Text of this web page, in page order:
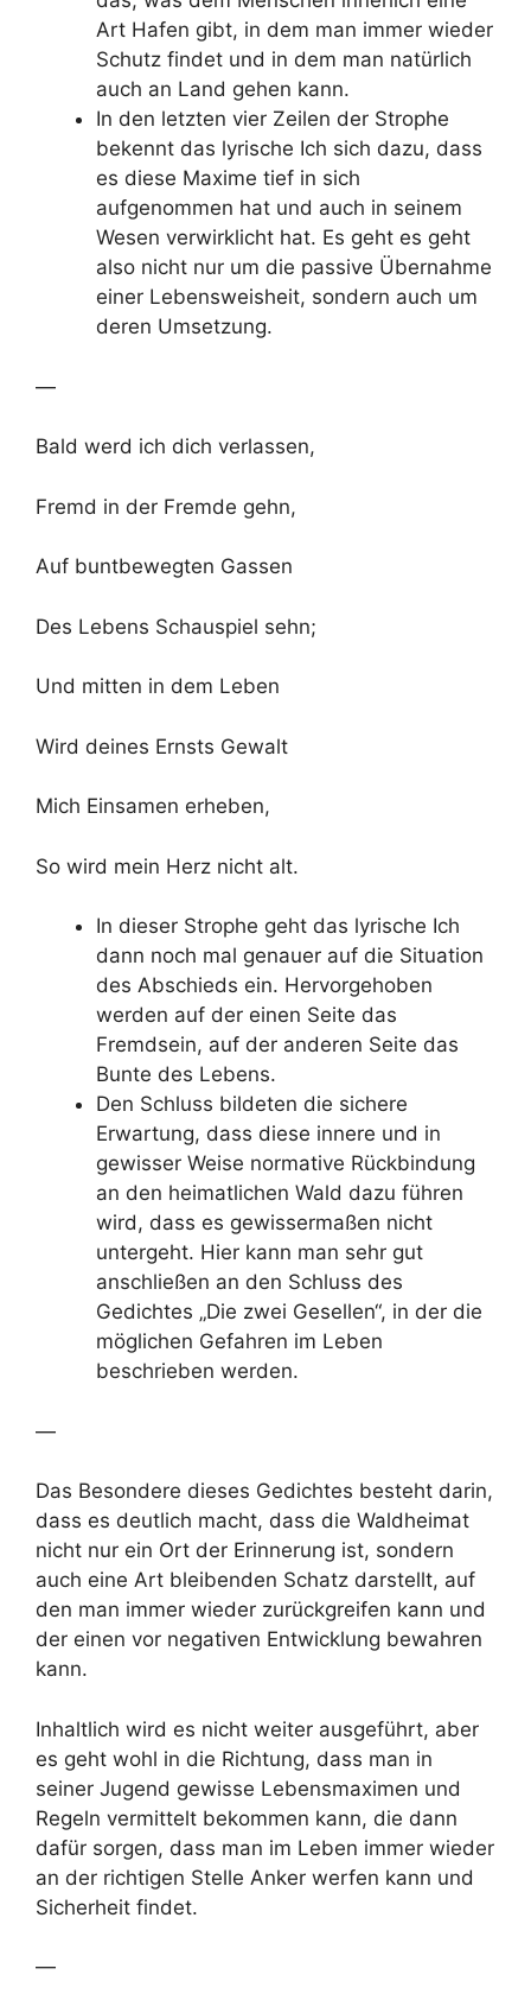
Art Hafen gibt, in dem man immer wieder
Schutz findet und in dem man natürlich
auch an Land gehen kann.
In den letzten vier Zeilen der Strophe
bekennt das lyrische Ich sich dazu, dass
es diese Maxime tief in sich
aufgenommen hat und auch in seinem
Wesen verwirklicht hat. Es geht es geht
also nicht nur um die passive Übernahme
einer Lebensweisheit, sondern auch um
deren Umsetzung.
—
Bald werd ich dich verlassen,
Fremd in der Fremde gehn,
Auf buntbewegten Gassen
Des Lebens Schauspiel sehn;
Und mitten in dem Leben
Wird deines Ernsts Gewalt
Mich Einsamen erheben,
So wird mein Herz nicht alt.
In dieser Strophe geht das lyrische Ich
dann noch mal genauer auf die Situation
des Abschieds ein. Hervorgehoben
werden auf der einen Seite das
Fremdsein, auf der anderen Seite das
Bunte des Lebens.
Den Schluss bildeten die sichere
Erwartung, dass diese innere und in
gewisser Weise normative Rückbindung
an den heimatlichen Wald dazu führen
wird, dass es gewissermaßen nicht
untergeht. Hier kann man sehr gut
anschließen an den Schluss des
Gedichtes „Die zwei Gesellen“, in der die
möglichen Gefahren im Leben
beschrieben werden.
—
Das Besondere dieses Gedichtes besteht darin,
dass es deutlich macht, dass die Waldheimat
nicht nur ein Ort der Erinnerung ist, sondern
auch eine Art bleibenden Schatz darstellt, auf
den man immer wieder zurückgreifen kann und
der einen vor negativen Entwicklung bewahren
kann.
Inhaltlich wird es nicht weiter ausgeführt, aber
es geht wohl in die Richtung, dass man in
seiner Jugend gewisse Lebensmaximen und
Regeln vermittelt bekommen kann, die dann
dafür sorgen, dass man im Leben immer wieder
an der richtigen Stelle Anker werfen kann und
Sicherheit findet.
—